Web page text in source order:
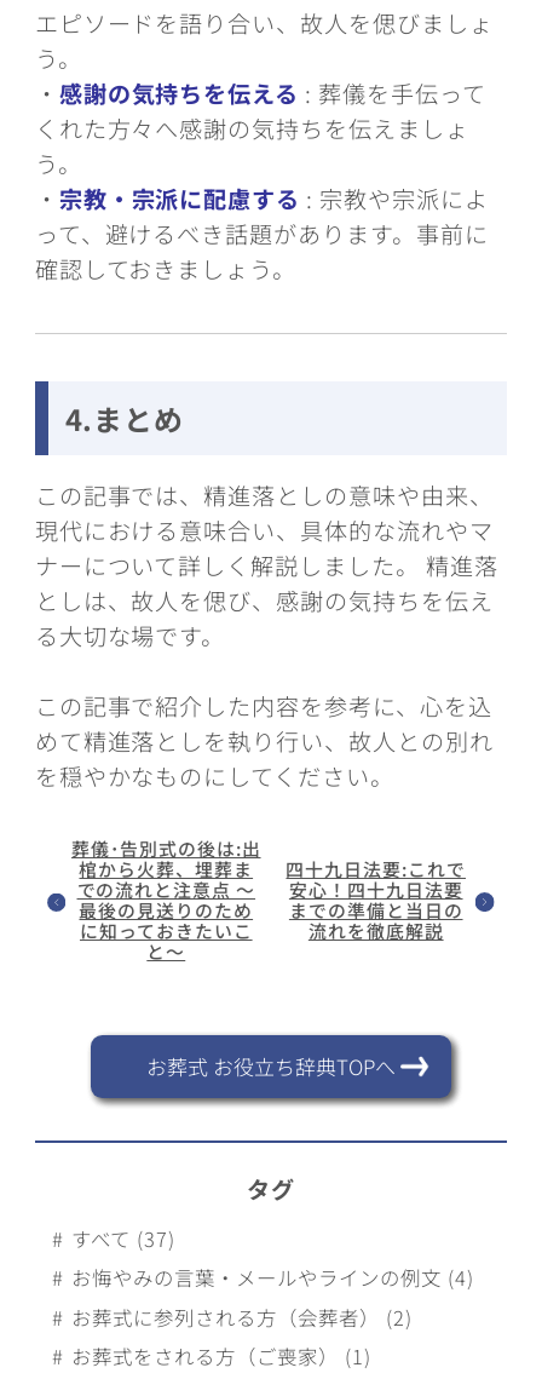
エピソードを語り合い、故人を偲びましょ
う。
・ 感謝の気持ちを伝える : 葬儀を手伝って
くれた方々へ感謝の気持ちを伝えましょ
う。
・ 宗教・宗派に配慮する : 宗教や宗派によ
って、避けるべき話題があります。事前に
確認しておきましょう。
4.まとめ
この記事では、精進落としの意味や由来、
現代における意味合い、具体的な流れやマ
ナーについて詳しく解説しました。 精進落
としは、故人を偲び、感謝の気持ちを伝え
る大切な場です。
この記事で紹介した内容を参考に、心を込
めて精進落としを執り行い、故人との別れ
を穏やかなものにしてください。
葬儀･告別式の後は:出
棺から火葬、埋葬ま
での流れと注意点 ～
最後の見送りのため
に知っておきたいこ
と～
四十九日法要:これで
安心！四十九日法要
までの準備と当日の
流れを徹底解説
お葬式 お役立ち辞典TOPへ
タグ
すべて (37)
お悔やみの言葉・メールやラインの例文 (4)
お葬式に参列される方（会葬者） (2)
お葬式をされる方（ご喪家） (1)